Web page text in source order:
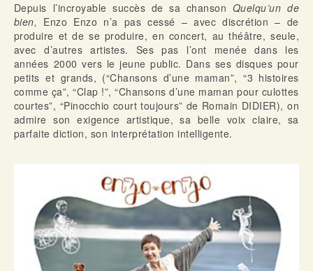
Depuis l’incroyable succès de sa chanson Quelqu’un de
bien, Enzo Enzo n’a pas cessé – avec discrétion – de
produire et de se produire, en concert, au théâtre, seule,
avec d’autres artistes. Ses pas l’ont menée dans les
années 2000 vers le jeune public. Dans ses disques pour
petits et grands, (“Chansons d’une maman”, “3 histoires
comme ça”, “Clap !”, “Chansons d’une maman pour culottes
courtes”, “Pinocchio court toujours” de Romain DIDIER), on
admire son exigence artistique, sa belle voix claire, sa
parfaite diction, son interprétation intelligente.